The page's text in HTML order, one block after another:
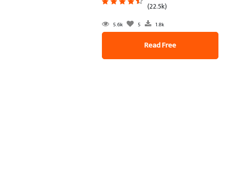
(22.5k)
5.6k 5 1.8k
Read Free